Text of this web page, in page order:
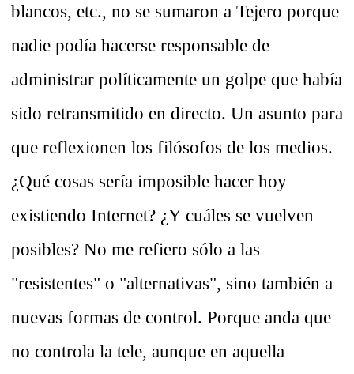
blancos, etc., no se sumaron a Tejero porque
nadie podía hacerse responsable de
administrar políticamente un golpe que había
sido retransmitido en directo. Un asunto para
que reflexionen los filósofos de los medios.
¿Qué cosas sería imposible hacer hoy
existiendo Internet? ¿Y cuáles se vuelven
posibles? No me refiero sólo a las
"resistentes" o "alternativas", sino también a
nuevas formas de control. Porque anda que
no controla la tele, aunque en aquella